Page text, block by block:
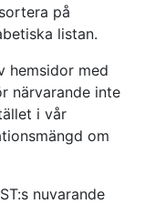
på
listan.
hemsidor med
närvarande inte
i vår
om
nuvarande